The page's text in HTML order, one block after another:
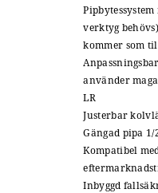
verktyg
kommer som
använder
LR
Justerbar
Gängad pipa 1/
Kompatibel
Inbyggd